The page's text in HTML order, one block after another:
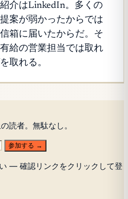
介はLinkedIn。多くの
案が弱かったからでは
箱に届いたからだ。そ
給の営業担当では取れ
取れる。
読者。無駄なし。
参加する →
— 確認リンクをクリックして登